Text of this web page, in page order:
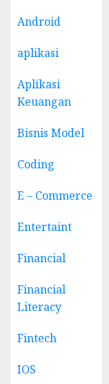
Android
aplikasi
Aplikasi
Keuangan
Bisnis Model
Coding
E – Commerce
Entertaint
Financial
Financial
Literacy
Fintech
IOS